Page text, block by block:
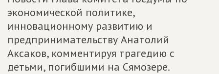
экономической политике,
инновационному развитию и
предпринимательству Анатолий
Аксаков, комментируя трагедию с
детьми, погибшими на Сямозере.